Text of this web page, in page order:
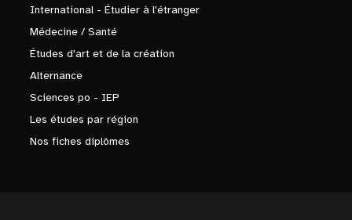
International - Étudier à l'étranger
Médecine / Santé
Études d'art et de la création
Alternance
Sciences po - IEP
Les études par région
Nos fiches diplômes